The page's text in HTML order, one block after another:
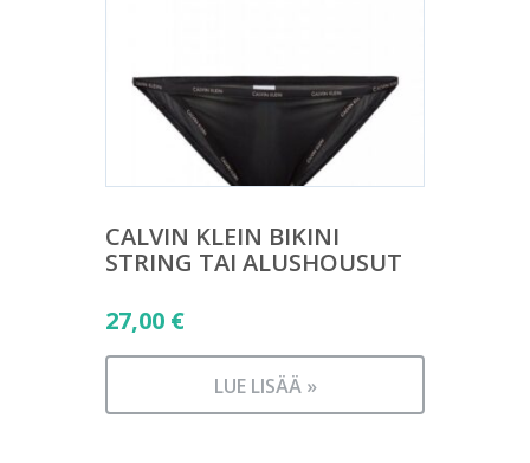
CALVIN KLEIN BIKINI
STRING TAI ALUSHOUSUT
27,00 €
LUE LISÄÄ »